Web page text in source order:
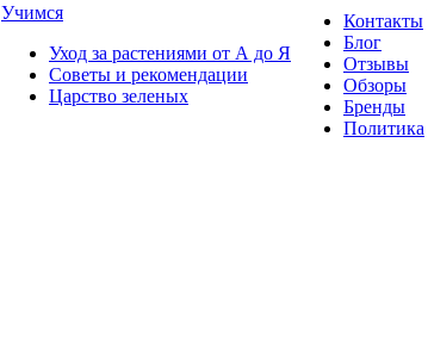
Учимся
Уход за растениями от А до Я
Советы и рекомендации
Царство зеленых
Контакты
Блог
Отзывы
Обзоры
Бренды
Политика